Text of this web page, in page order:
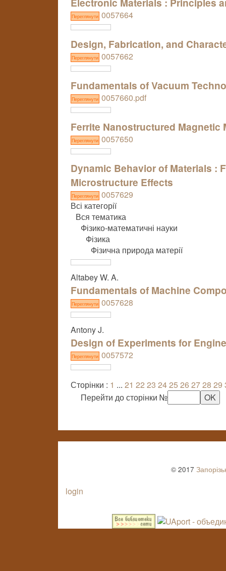
Переглянути 0057664
Design, Fabrication, and
Переглянути 0057662
Fundamentals of Vacuum
Переглянути 0057660.pdf
Ferrite Nanostructured
Переглянути 0057650
Dynamic Behavior of Materials :
Microstructure Effects
Переглянути 0057629
Всі категорії
Вся тематика
Фізико-математичні науки
Фізика
Фізична природа матерії
Altabey W. A.
Fundamentals of Machine
Переглянути 0057628
Antony J.
Design of Experiments for
Переглянути 0057572
Сторінки : 1 ... 21 22 23 2425 26 2728 29
Перейти до сторінки №
© 2017
login